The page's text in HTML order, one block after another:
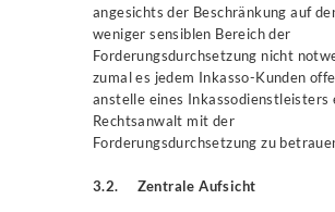
angesichts der Beschränkung auf
weniger sensiblen Bereich der
Forderungsdurchsetzung nicht
zumal es jedem Inkasso-Kunden
anstelle eines Inkassodienstleisters
Rechtsanwalt mit der
Forderungsdurchsetzung zu
3.2. Zentrale Aufsicht